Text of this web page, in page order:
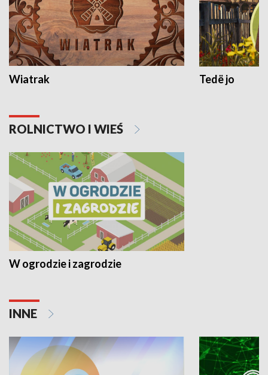
Wiatrak Tedë jo
ROLNICTWO I WIEŚ
W ogrodzie i zagrodzie
INNE